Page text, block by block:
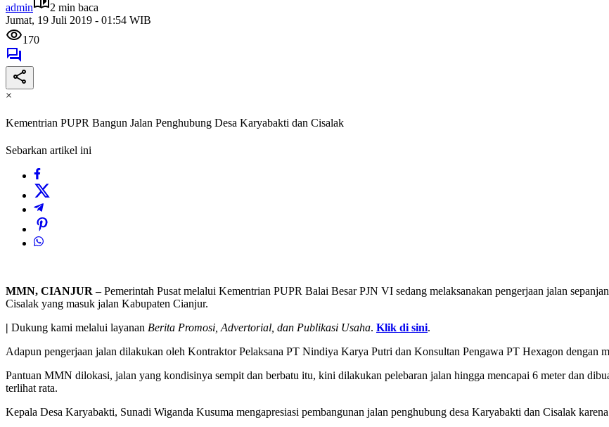
admin
2 min baca
Jumat, 19 Juli 2019 - 01:54 WIB
170
×
Kementrian PUPR Bangun Jalan Penghubung Desa Karyabakti dan Cisalak
Sebarkan artikel ini
MMN, CIANJUR –Pemerintah Pusat melalui Kementrian PUPR Balai Besar PJN VI sedang melaksanakan pengerjaan jalan
Cisalak yang masuk jalan Kabupaten Cianjur.
| Dukung kami melalui layanan Berita Promosi, Advertorial, dan Publikasi Usaha. Klik di sini.
Adapun pengerjaan jalan dilakukan oleh Kontraktor Pelaksana PT Nindiya Karya Putri dan Konsultan Pengawa PT Hexagon dengan
Pantuan MMN dilokasi, jalan yang kondisinya sempit dan berbatu itu, kini dilakukan pelebaran jalan hingga mencapai 6 meter dan
terlihat rata.
Kepala Desa Karyabakti, Sunadi Wiganda Kusuma mengapresiasi pembangunan jalan penghubung desa Karyabakti dan Cisalak